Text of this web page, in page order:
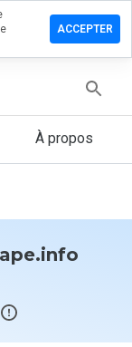
À propos
ACCEPTER